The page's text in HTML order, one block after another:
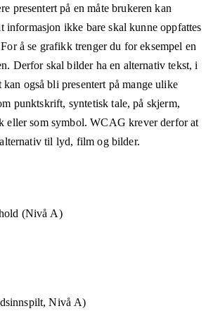
presentert på en måte brukeren kan
informasjon ikke bare skal kunne oppfattes
å se grafikk trenger du for eksempel en
Derfor skal bilder ha en alternativ tekst, i
også bli presentert på mange ulike
punktskrift, syntetisk tale, på skjerm,
eller som symbol. WCAG krever derfor at
til lyd, film og bilder.
(Nivå A)
Nivå A)